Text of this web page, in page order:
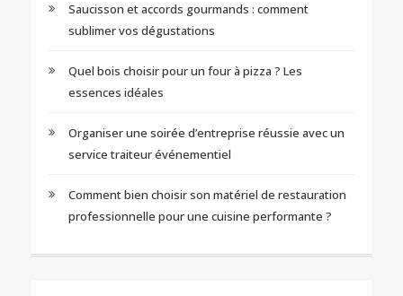
Saucisson et accords gourmands : comment
sublimer vos dégustations
Quel bois choisir pour un four à pizza ? Les
essences idéales
Organiser une soirée d’entreprise réussie avec un
service traiteur événementiel
Comment bien choisir son matériel de restauration
professionnelle pour une cuisine performante ?